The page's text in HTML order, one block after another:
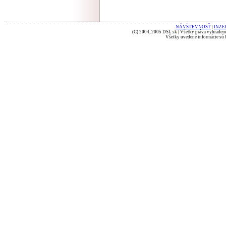
NÁVŠTEVNOSŤ
(C) 2004, 2005 DSL.sk | Všetky práva
Všetky uvedené informácie sú